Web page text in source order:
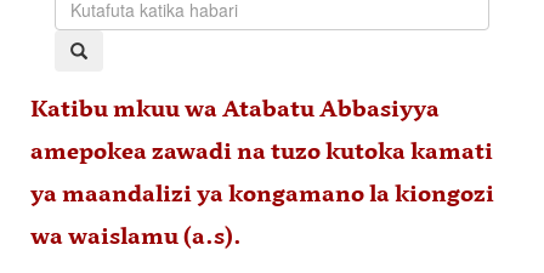
Katibu mkuu wa Atabatu Abbasiyya
amepokea zawadi na tuzo kutoka kamati
ya maandalizi ya kongamano la kiongozi
wa waislamu (a.s).